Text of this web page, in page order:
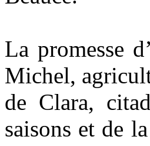
La promesse
Michel,
de Clara,
saisons et de